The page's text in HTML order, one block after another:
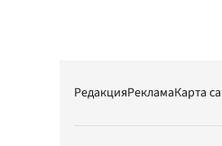
РедакцияРекламаКарта